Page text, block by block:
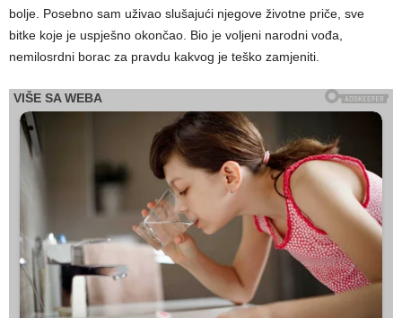
bolje. Posebno sam uživao slušajući njegove životne priče, sve
bitke koje je uspješno okončao. Bio je voljeni narodni vođa,
nemilosrdni borac za pravdu kakvog je teško zamjeniti.